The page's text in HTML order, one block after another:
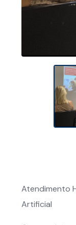
Atendimento
Artificial